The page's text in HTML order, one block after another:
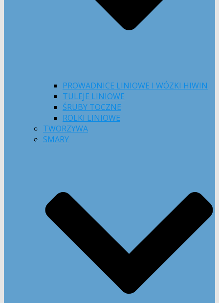
PROWADNICE LINIOWE I WÓZKI HIWIN
TULEJE LINIOWE
ŚRUBY TOCZNE
ROLKI LINIOWE
TWORZYWA
SMARY